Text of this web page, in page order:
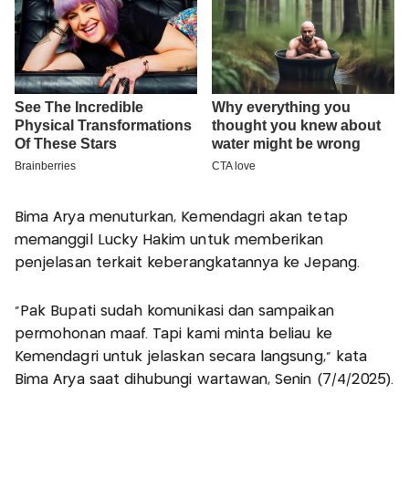
Bima Arya menuturkan, Kemendagri akan tetap
memanggil Lucky Hakim untuk memberikan
penjelasan terkait keberangkatannya ke Jepang.
“Pak Bupati sudah komunikasi dan sampaikan
permohonan maaf. Tapi kami minta beliau ke
Kemendagri untuk jelaskan secara langsung,” kata
Bima Arya saat dihubungi wartawan, Senin (7/4/2025).